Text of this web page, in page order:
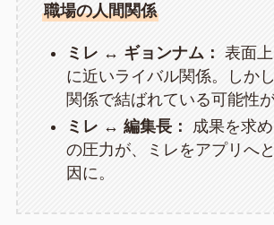
職場の人間関係
ミレ ↔ ギョンナム： 表面上
に近いライバル関係。しか
関係で結ばれている可能性
ミレ ↔ 編集長：
成果を求
の圧力が、ミレをアプリへ
因に。